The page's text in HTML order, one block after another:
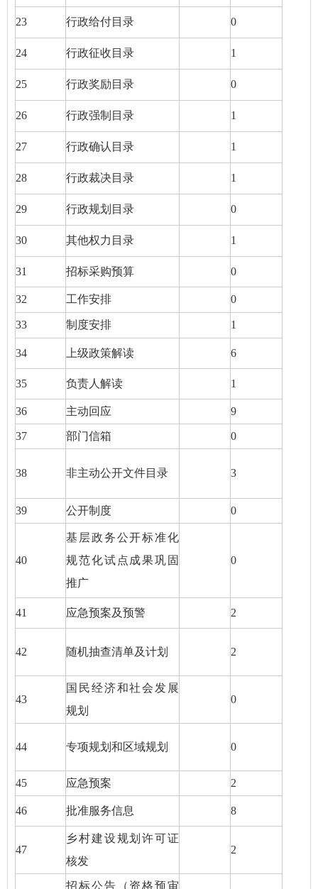
23 行政给付目录 0
24 行政征收目录 1
25 行政奖励目录 0
26 行政强制目录 1
27 行政确认目录 1
28 行政裁决目录 1
29 行政规划目录 0
30 其他权力目录 1
31 招标采购预算 0
32 工作安排 0
33 制度安排 1
34 上级政策解读 6
35 负责人解读 1
36 主动回应 9
37 部门信箱 0
38 非主动公开文件目录 3
39 公开制度 0
40
基层政务公开标准化
规范化试点成果巩固
推广
0
41 应急预案及预警 2
42 随机抽查清单及计划 2
43
国民经济和社会发展
规划
0
44 专项规划和区域规划 0
45 应急预案 2
46 批准服务信息 8
47
乡村建设规划许可证
核发
2
招标公告（资格预审